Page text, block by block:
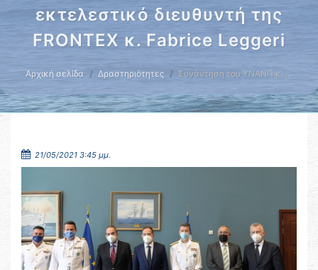
εκτελεστικό διευθυντή της
FRONTEX κ. Fabrice Leggeri
Αρχική σελίδα Δραστηριότητες Συνάντηση του ΥΝΑΝΠ κ. …
21/05/2021 3:45 μμ.